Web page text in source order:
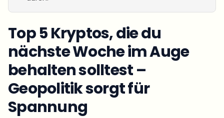
Top 5 Kryptos, die du
nächste Woche im Auge
behalten solltest –
Geopolitik sorgt für
Spannung